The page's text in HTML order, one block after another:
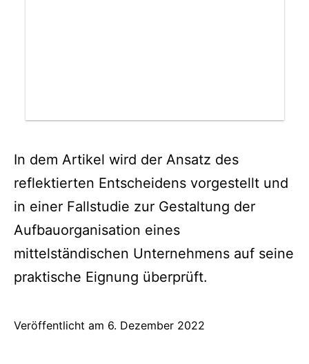
In dem Artikel wird der Ansatz des
reflektierten Entscheidens vorgestellt und
in einer Fallstudie zur Gestaltung der
Aufbauorganisation eines
mittelständischen Unternehmens auf seine
praktische Eignung überprüft.
Veröffentlicht am 6. Dezember 2022